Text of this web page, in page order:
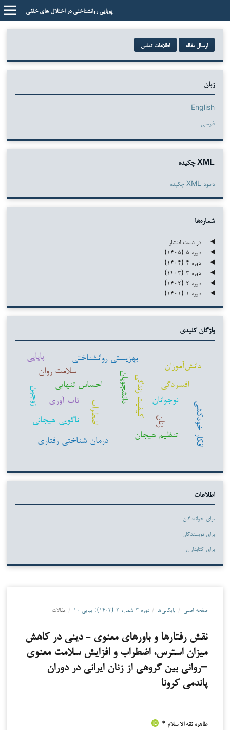
پویایی روانشناختی در اختلال های خلقی
ارسال مقاله اطلاعات تماس
زبان
English
فارسی
XML چکیده
دانلود XML چکیده
شماره‌ها
در دست انتشار
دوره ۵ (۱۴۰۵)
دوره ۴ (۱۴۰۴)
دوره ۳ (۱۴۰۳)
دوره ۲ (۱۴۰۲)
دوره ۱ (۱۴۰۱)
واژگان کلیدی
اضطراب
دانشجویانکیفیت زندگی نوجوانان
افسردگی
بهزیستی روانشناختی
دانش‌آموزان
زنان
تنظیم هیجان
درمان شناختی رفتاری
ناگویی هیجانی
احساس تنهایی
زوجین
افکار خودکشی
تاب آوری
سلامت روان
پایایی
اطلاعات
برای خوانندگان
برای نویسندگان
برای کتابداران
صفحه اصلی / بایگانی‌ها / دوره ۳ شماره ۲ (۱۴۰۳): پیاپی ۱۰ / مقالات
نقش رفتارها و باورهای معنوی - دینی در کاهش
میزان استرس، اضطراب و افزایش سلامت معنوی
–روانی بین گروهی از زنان ایرانی در دوران
پاندمی کرونا
طاهره ثقه الا سلام *